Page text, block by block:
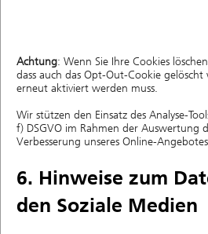
Achtung: Wenn Sie Ihre Cookies
dass auch das Opt-Out-Cookie
erneut aktiviert werden muss.
Wir stützen den Einsatz des Analyse-
f) DSGVO im Rahmen der Auswertung
Verbesserung unseres Online-
6. Hinweise zum
den Soziale Medien